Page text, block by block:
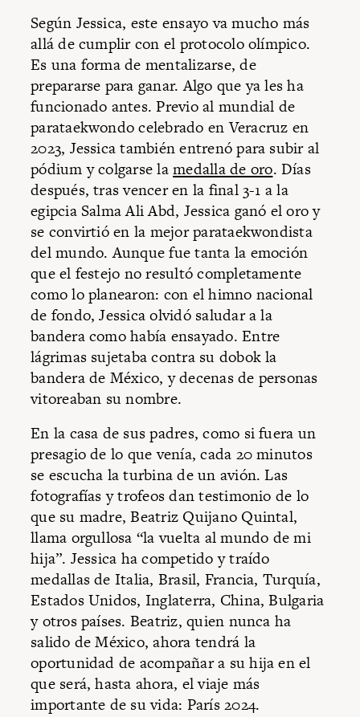
Según Jessica, este ensayo va mucho más
allá de cumplir con el protocolo olímpico.
Es una forma de mentalizarse, de
prepararse para ganar. Algo que ya les ha
funcionado antes. Previo al mundial de
parataekwondo celebrado en Veracruz en
2023, Jessica también entrenó para subir al
pódium y colgarse lamedalla de oro. Días
después, tras vencer en la final 3-1 a la
egipcia Salma Ali Abd, Jessica ganó el oro y
se convirtió en la mejor parataekwondista
del mundo. Aunque fue tanta la emoción
que el festejo no resultó completamente
como lo planearon: con el himno nacional
de fondo, Jessica olvidó saludar a la
bandera como había ensayado. Entre
lágrimas sujetaba contra su dobok la
bandera de México, y decenas de personas
vitoreaban su nombre.
En la casa de sus padres, como si fuera un
presagio de lo que venía, cada 20 minutos
se escucha la turbina de un avión. Las
fotografías y trofeos dan testimonio de lo
que su madre, Beatriz Quijano Quintal,
llama orgullosa “la vuelta al mundo de mi
hija”. Jessica ha competido y traído
medallas de Italia, Brasil, Francia, Turquía,
Estados Unidos, Inglaterra, China, Bulgaria
y otros países. Beatriz, quien nunca ha
salido de México, ahora tendrá la
oportunidad de acompañar a su hija en el
que será, hasta ahora, el viaje más
importante de su vida: París 2024.